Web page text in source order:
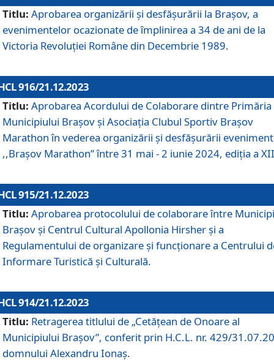
Titlu: Aprobarea organizării şi desfăşurării la Braşov, a
evenimentelor ocazionate de împlinirea a 34 de ani de la
Victoria Revoluţiei Române din Decembrie 1989.
916/21.12.2023
Titlu: Aprobarea Acordului de Colaborare dintre Primăria
Municipiului Brașov și Asociația Clubul Sportiv Brașov
Marathon în vederea organizării și desfășurării
,,Brașov Marathon” între 31 mai - 2 iunie 2024, ediția a
915/21.12.2023
Titlu: Aprobarea protocolului de colaborare între
Brașov și Centrul Cultural Apollonia Hirsher și a
Regulamentului de organizare și funcționare a Centrului
Informare Turistică și Culturală.
914/21.12.2023
Titlu: Retragerea titlului de „Cetățean de Onoare al
Municipiului Brașov”, conferit prin H.C.L. nr. 429/
domnului Alexandru Ionaș.